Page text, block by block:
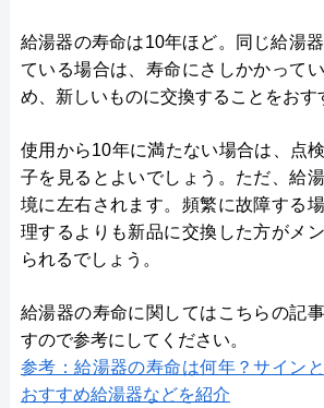
給湯器の寿命は10年ほど。同じ給湯
ている場合は、寿命にさしかかって
め、新しいものに交換することをおす
使用から10年に満たない場合は、点
子を見るとよいでしょう。ただ、給
境に左右されます。頻繁に故障する
理するよりも新品に交換した方がメ
られるでしょう。
給湯器の寿命に関してはこちらの記
すので参考にしてください。
参考：給湯器の寿命は何年？サイン
おすすめ給湯器などを紹介